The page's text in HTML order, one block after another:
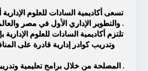
تسعى أكاديمية السادات للعلوم
والتطوير الإداري الأول في مصر والعالم العربي بحلول 2030 .
تلتزم أكاديمية السادات للعلوم
وتدريب كوادر إدارية قادرة على
المصلحة من خلال برامج تعليمية وتدريبية واستشارية متميزة .